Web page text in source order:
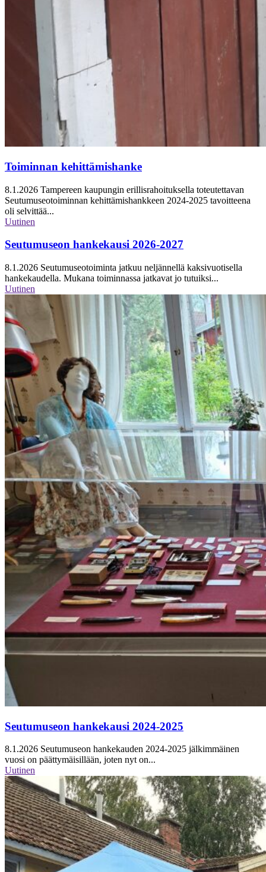
Toiminnan kehittämishanke
8.1.2026 Tampereen kaupungin erillisrahoituksella toteutettavan
Seutumuseotoiminnan kehittämishankkeen 2024-2025 tavoitteena
oli selvittää...
Uutinen
Seutumuseon hankekausi 2026-2027
8.1.2026 Seutumuseotoiminta jatkuu neljännellä kaksivuotisella
hankekaudella. Mukana toiminnassa jatkavat jo tutuiksi...
Uutinen
Seutumuseon hankekausi 2024-2025
8.1.2026 Seutumuseon hankekauden 2024-2025 jälkimmäinen
vuosi on päättymäisillään, joten nyt on...
Uutinen